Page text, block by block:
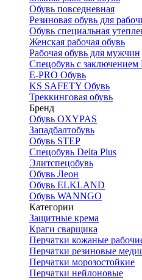
Обувь повседневная
Резиновая обувь для
Обувь специальная
Женская рабочая обувь
Рабочая обувь для мужчин
Спецобувь с
E-PRO Обувь
KS SAFETY Обувь
Треккинговая обувь
Бренд
Обувь OXYPAS
Западбалтобувь
Обувь STEP
Спецобувь Delta Plus
Элитспецобувь
Обувь Леон
Обувь ELKLAND
Обувь WANNGO
Категории
Защитные крема
Краги сварщика
Перчатки кожаные
Перчатки резиновые
Перчатки морозостойкие
Перчатки нейлоновые